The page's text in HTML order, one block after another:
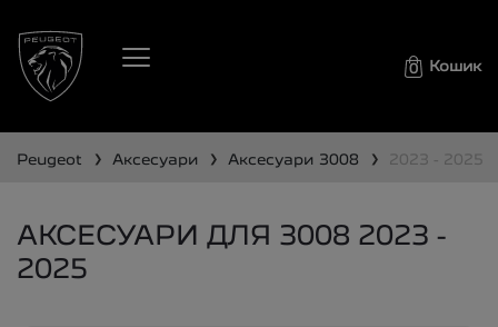
0 Кошик
peugeot ❯ аксесуари ❯ аксесуари 3008 ❯ 2023 - 2025
АКСЕСУАРИ ДЛЯ 3008 2023 -
2025